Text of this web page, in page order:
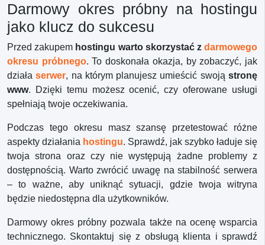
Darmowy okres próbny na hostingu
jako klucz do sukcesu
Przed zakupem hostingu warto skorzystać zdarmowego
okresu próbnego. To doskonała okazja, by zobaczyć, jak
działaserwer, na którym planujesz umieścić swojąstronę
www. Dzięki temu możesz ocenić, czy oferowane usługi
spełniają twoje oczekiwania.
Podczas tego okresu masz szansę przetestować różne
aspekty działania hostingu. Sprawdź, jak szybko ładuje się
twoja strona oraz czy nie występują żadne problemy z
dostępnością. Warto zwrócić uwagę na stabilność serwera
– to ważne, aby uniknąć sytuacji, gdzie twoja witryna
będzie niedostępna dla użytkowników.
Darmowy okres próbny pozwala także na ocenę wsparcia
technicznego. Skontaktuj się z obsługą klienta i sprawdź